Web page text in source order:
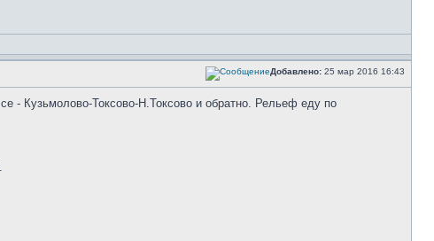
Добавлено: 25 мар 2016 16:43
- Кузьмолово-Токсово-Н.Токсово и обратно. Рельеф еду по